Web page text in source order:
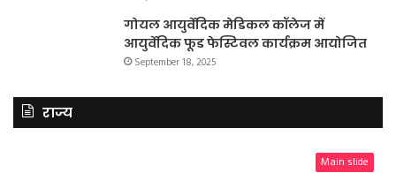
गोयल आयुर्वेदिक मेडिकल कॉलेज में
आयुर्वेदिक फूड फेस्टिवल कार्यक्रम आयोजित
September 18, 2025
राज्य
Main slide